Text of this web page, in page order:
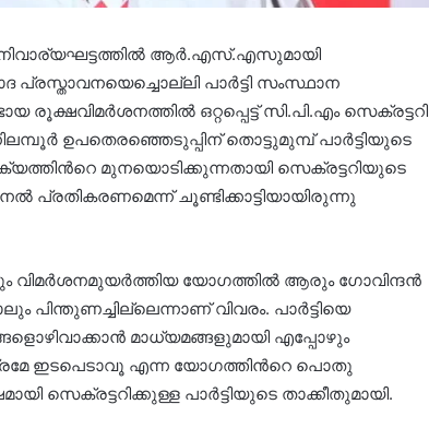
ആർ.എസ്.എസുമായി
പ്രസ്താവനയെച്ചൊല്ലി പാർട്ടി സംസ്ഥാന
രൂക്ഷവിമർശനത്തിൽ ഒറ്റപ്പെട്ട് സി.പി.എം സെക്രട്ടറി
ഉപതെരഞ്ഞെടുപ്പിന് തൊട്ടുമുമ്പ് പാർട്ടിയുടെ
മുനയൊടിക്കുന്നതായി സെക്രട്ടറിയുടെ
പ്രതികരണമെന്ന് ചൂണ്ടിക്കാട്ടിയായിരുന്നു
വിമർശനമുയർത്തിയ യോഗത്തിൽ ആരും ഗോവിന്ദൻ
പിന്തുണച്ചില്ലെന്നാണ് വിവരം. പാർട്ടിയെ
മാധ്യമങ്ങളുമായി എപ്പോഴും
ഇടപെടാവൂ എന്ന യോഗത്തിന്‍റെ പൊതു
സെക്രട്ടറിക്കുള്ള പാർട്ടിയുടെ താക്കീതുമായി.